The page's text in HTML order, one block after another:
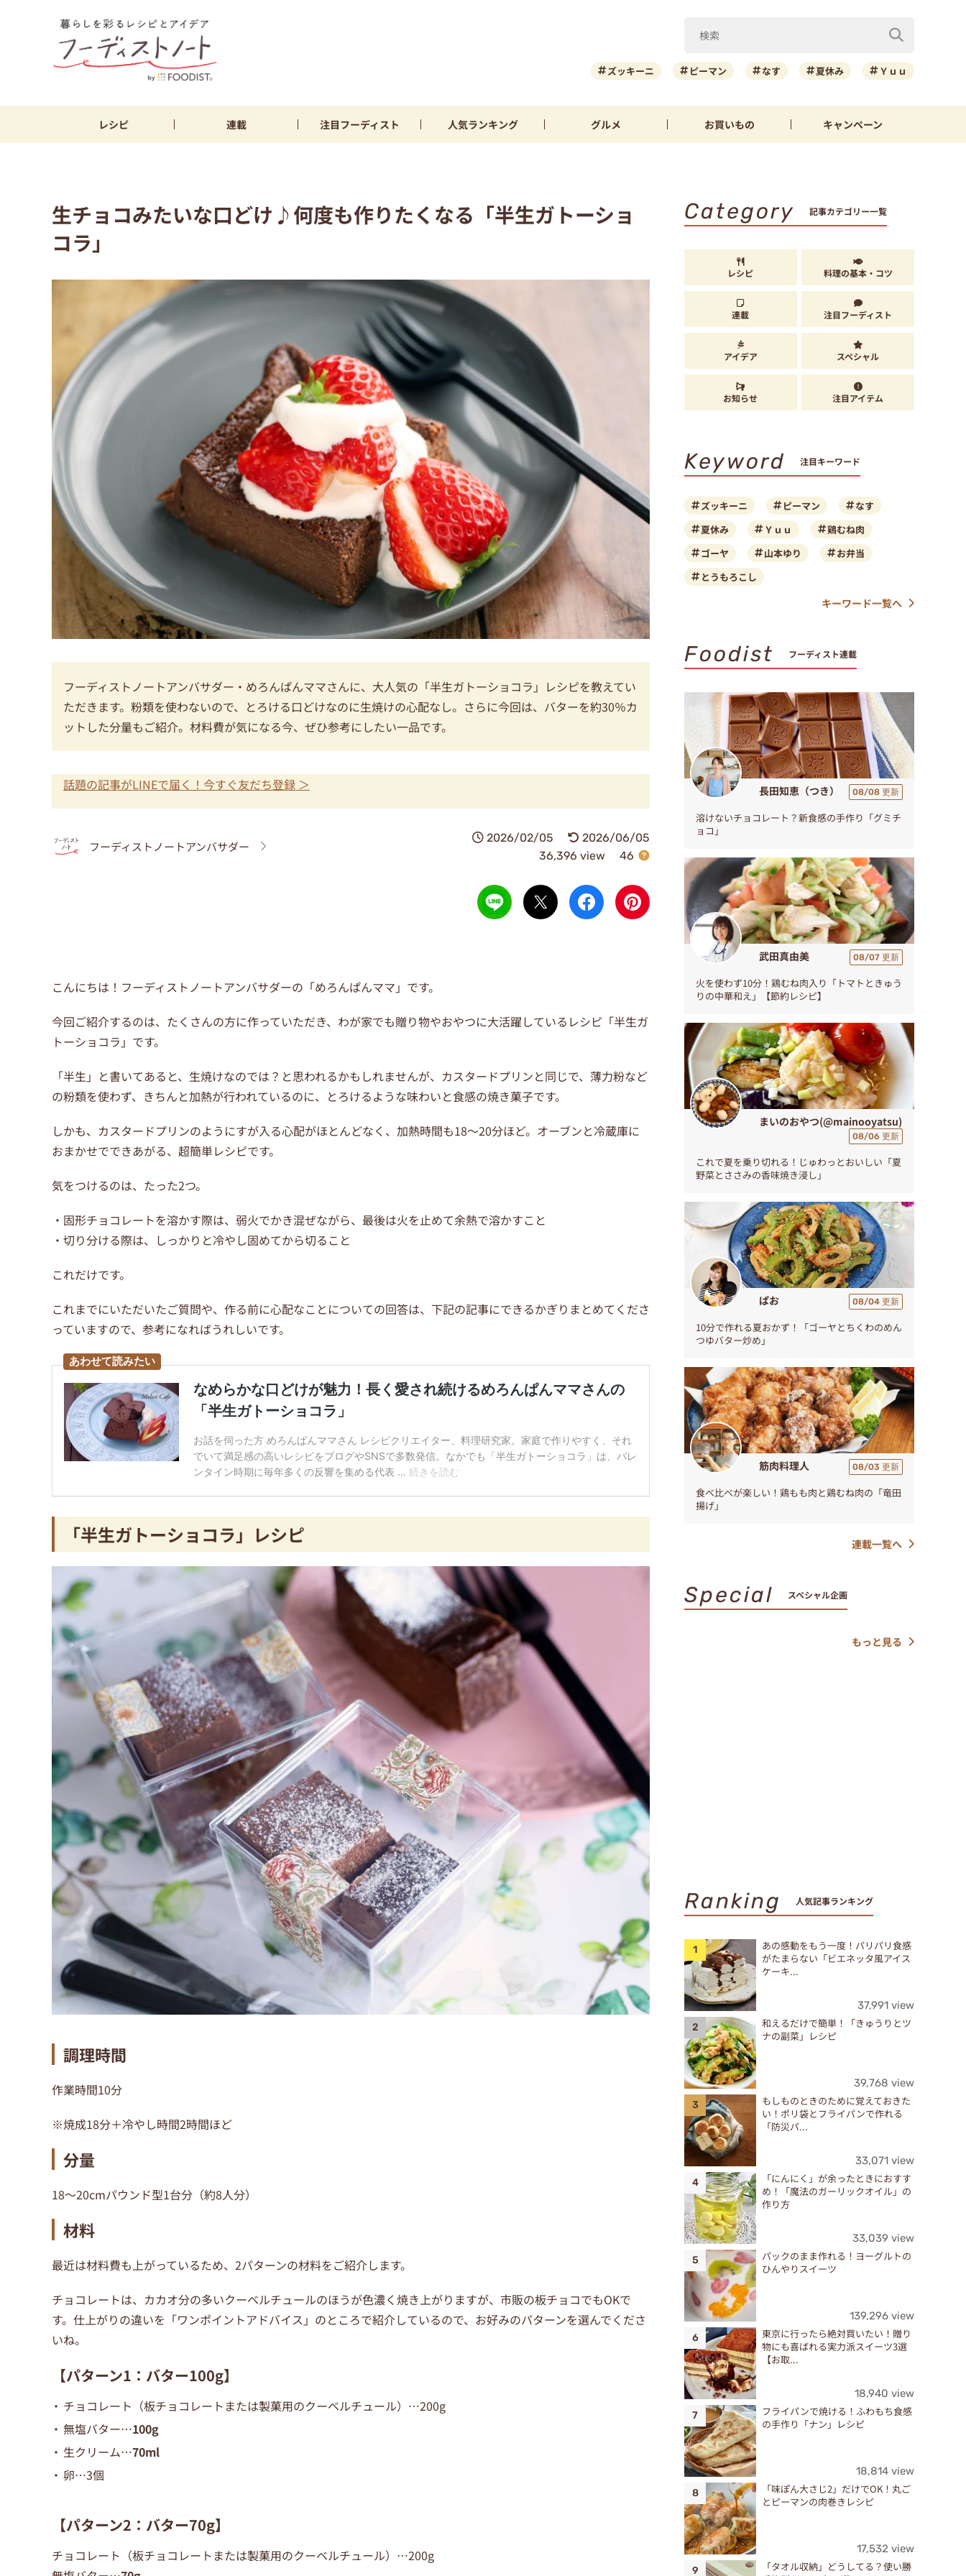
ズッキーニ ピーマン なす 夏休み Ｙｕｕ
レシピ 連載 注目フーディスト 人気ランキング グルメ お買いもの キャンペーン
生チョコみたいな口どけ♪何度も作りたくなる「半生ガトーショ
コラ」
フーディストノートアンバサダー・めろんぱんママさんに、大人気の「半生ガトーショコラ」レシピを教えてい
ただきます。粉類を使わないので、とろける口どけなのに生焼けの心配なし。さらに今回は、バターを約30％カ
ットした分量もご紹介。材料費が気になる今、ぜひ参考にしたい一品です。
話題の記事がLINEで届く！今すぐ友だち登録 ＞
フーディストノートアンバサダー
2026/02/05
2026/06/05
36,396 view
46
こんにちは！フーディストノートアンバサダーの「めろんぱんママ」です。
今回ご紹介するのは、たくさんの方に作っていただき、わが家でも贈り物やおやつに大活躍しているレシピ「半生ガ
トーショコラ」です。
「半生」と書いてあると、生焼けなのでは？と思われるかもしれませんが、カスタードプリンと同じで、薄力粉など
の粉類を使わず、きちんと加熱が行われているのに、とろけるような味わいと食感の焼き菓子です。
しかも、カスタードプリンのようにすが入る心配がほとんどなく、加熱時間も18〜20分ほど。オーブンと冷蔵庫に
おまかせでできあがる、超簡単レシピです。
気をつけるのは、たった2つ。
・固形チョコレートを溶かす際は、弱火でかき混ぜながら、最後は火を止めて余熱で溶かすこと
・切り分ける際は、しっかりと冷やし固めてから切ること
これだけです。
これまでにいただいたご質問や、作る前に心配なことについての回答は、下記の記事にできるかぎりまとめてくださ
っていますので、参考になればうれしいです。
「半生ガトーショコラ」レシピ
調理時間
作業時間10分
※焼成18分＋冷やし時間2時間ほど
分量
18～20cmパウンド型1台分（約8人分）
材料
最近は材料費も上がっているため、2パターンの材料をご紹介します。
チョコレートは、カカオ分の多いクーベルチュールのほうが色濃く焼き上がりますが、市販の板チョコでもOKで
す。仕上がりの違いを「ワンポイントアドバイス」のところで紹介しているので、お好みのパターンを選んでくださ
いね。
【パターン1：バター100g】
チョコレート（板チョコレートまたは製菓用のクーベルチュール）…200g
無塩バター…100g
生クリーム…70ml
卵…3個
【パターン2：バター70g】
チョコレート（板チョコレートまたは製菓用のクーベルチュール） …200g
Category 記事カテゴリー一覧
レシピ 料理の基本・コツ
連載 注目フーディスト
アイデア スペシャル
お知らせ 注目アイテム
Keyword 注目キーワード
ズッキーニ ピーマン
なす
夏休み
Ｙｕｕ
鶏むね肉
ゴーヤ
山本ゆり
お弁当
とうもろこし
キーワード一覧へ
Foodist フーディスト連載
長田知恵（つき） 08/08 更新
溶けないチョコレート？新食感の手作り「グミチ
ョコ」
武田真由美 08/07 更新
火を使わず10分！鶏むね肉入り「トマトときゅう
りの中華和え」【節約レシピ】
まいのおやつ(@mainooyatsu)
08/06 更新
これで夏を乗り切れる！じゅわっとおいしい「夏
野菜とささみの香味焼き浸し」
ぱお 08/04 更新
10分で作れる夏おかず！「ゴーヤとちくわのめん
つゆバター炒め」
筋肉料理人 08/03 更新
食べ比べが楽しい！鶏もも肉と鶏むね肉の「竜田
揚げ」
連載一覧へ
Special スペシャル企画
もっと見る
Ranking 人気記事ランキング
あの感動をもう一度！パリパリ食感
がたまらない「ビエネッタ風アイス
ケーキ...
37,991 view
和えるだけで簡単！「きゅうりとツ
ナの副菜」レシピ
39,768 view
もしものときのために覚えておきた
い！ポリ袋とフライパンで作れる
「防災パ...
33,071 view
「にんにく」が余ったときにおすす
め！「魔法のガーリックオイル」の
作り方
33,039 view
パックのまま作れる！ヨーグルトの
ひんやりスイーツ
139,296 view
東京に行ったら絶対買いたい！贈り
物にも喜ばれる実力派スイーツ3選
【お取...
18,940 view
フライパンで焼ける！ふわもち食感
の手作り「ナン」レシピ
18,814 view
「味ぽん大さじ2」だけでOK！丸ご
とピーマンの肉巻きレシピ
17,532 view
「タオル収納」どうしてる？使い勝